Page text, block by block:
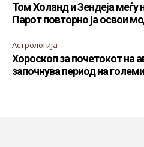
Том Холанд и Зендеја меѓу
Парот повторно ја освои
Астрологија
Хороскоп за почетокот на
започнува период на